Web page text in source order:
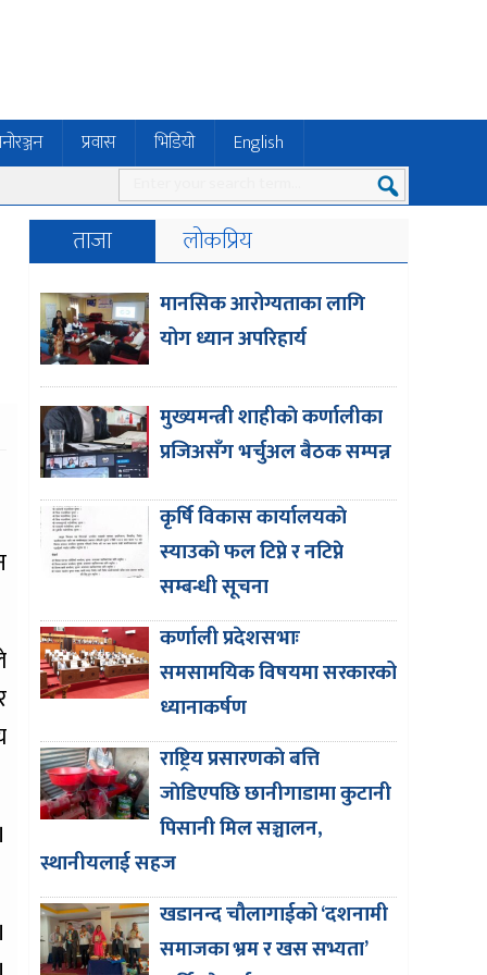
प्रवास भिडियो English
ताजा लोकप्रिय
मानसिक आरोग्यताका लागि
योग ध्यान अपरिहार्य
मुख्यमन्त्री शाहीकाे कर्णालीका
प्रजिअसँग भर्चुअल बैठक सम्पन्न
कृर्षि विकास कार्यालयकाे
स्याउकाे फल टिप्ने र नटिप्ने
सम्बन्धी सूचना
कर्णाली प्रदेशसभाः
समसामयिक विषयमा सरकारको
ध्यानाकर्षण
राष्ट्रिय प्रसारणकाे बत्ति
जाेडिएपछि छानीगाडामा कुटानी
पिसानी मिल सञ्चालन,
स्थानीयलाई सहज
खडानन्द चौलागाईको ‘दशनामी
समाजका भ्रम र खस सभ्यता’